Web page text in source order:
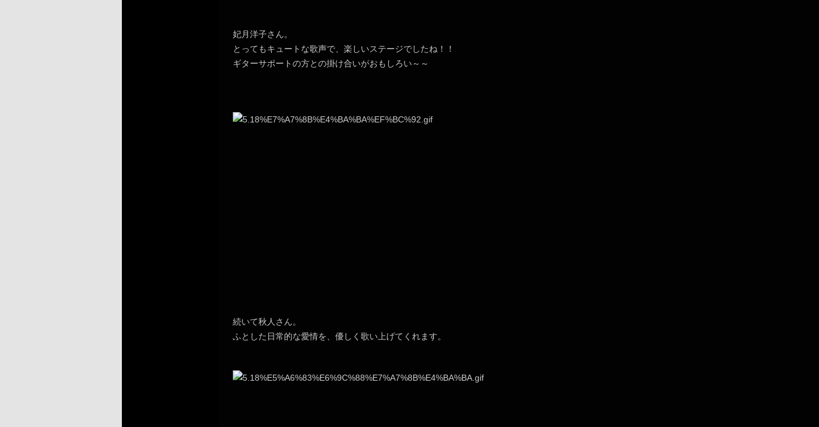
妃月洋子さん。
とってもキュートな歌声で、楽しいステージでしたね！！
ギターサポートの方との掛け合いがおもしろい～～
続いて秋人さん。
ふとした日常的な愛情を、優しく歌い上げてくれます。